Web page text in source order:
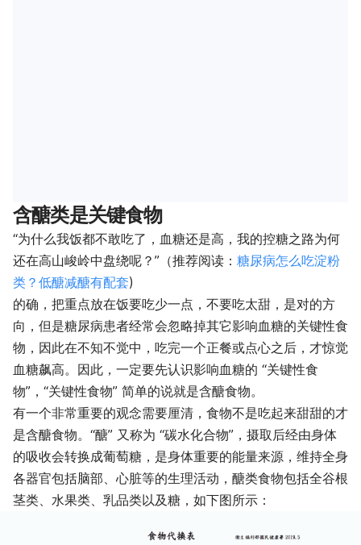
含醣类是关键食物
“为什么我饭都不敢吃了，血糖还是高，我的控糖之路为何
还在高山峻岭中盘绕呢？”（推荐阅读： 糖尿病怎么吃淀粉
类？低醣减醣有配套)
的确，把重点放在饭要吃少一点，不要吃太甜，是对的方
向，但是糖尿病患者经常会忽略掉其它影响血糖的关键性食
物，因此在不知不觉中，吃完一个正餐或点心之后，才惊觉
血糖飙高。因此，一定要先认识影响血糖的 “关键性食
物”，“关键性食物” 简单的说就是含醣食物。
有一个非常重要的观念需要厘清，食物不是吃起来甜甜的才
是含醣食物。“醣” 又称为 “碳水化合物”，摄取后经由身体
的吸收会转换成葡萄糖，是身体重要的能量来源，维持全身
各器官包括脑部、心脏等的生理活动，醣类食物包括全谷根
茎类、水果类、乳品类以及糖，如下图所示：